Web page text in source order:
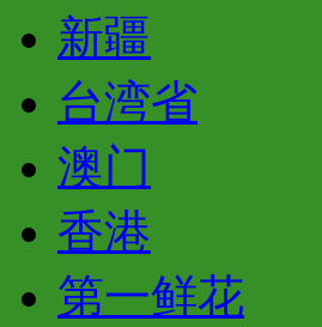
新疆
台湾省
澳门
香港
第一鲜花